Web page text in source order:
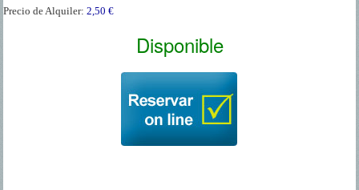
Precio de Alquiler:2,50 €
Disponible